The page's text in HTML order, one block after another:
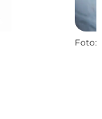
Foto: